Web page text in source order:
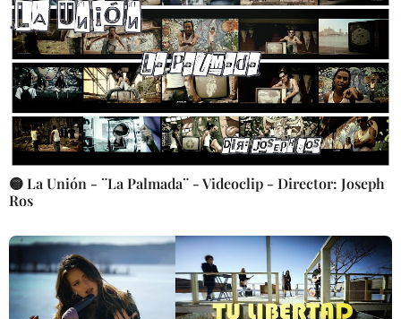
🟡 La Unión - ¨La Palmada¨ - Videoclip - Director: Joseph
Ros